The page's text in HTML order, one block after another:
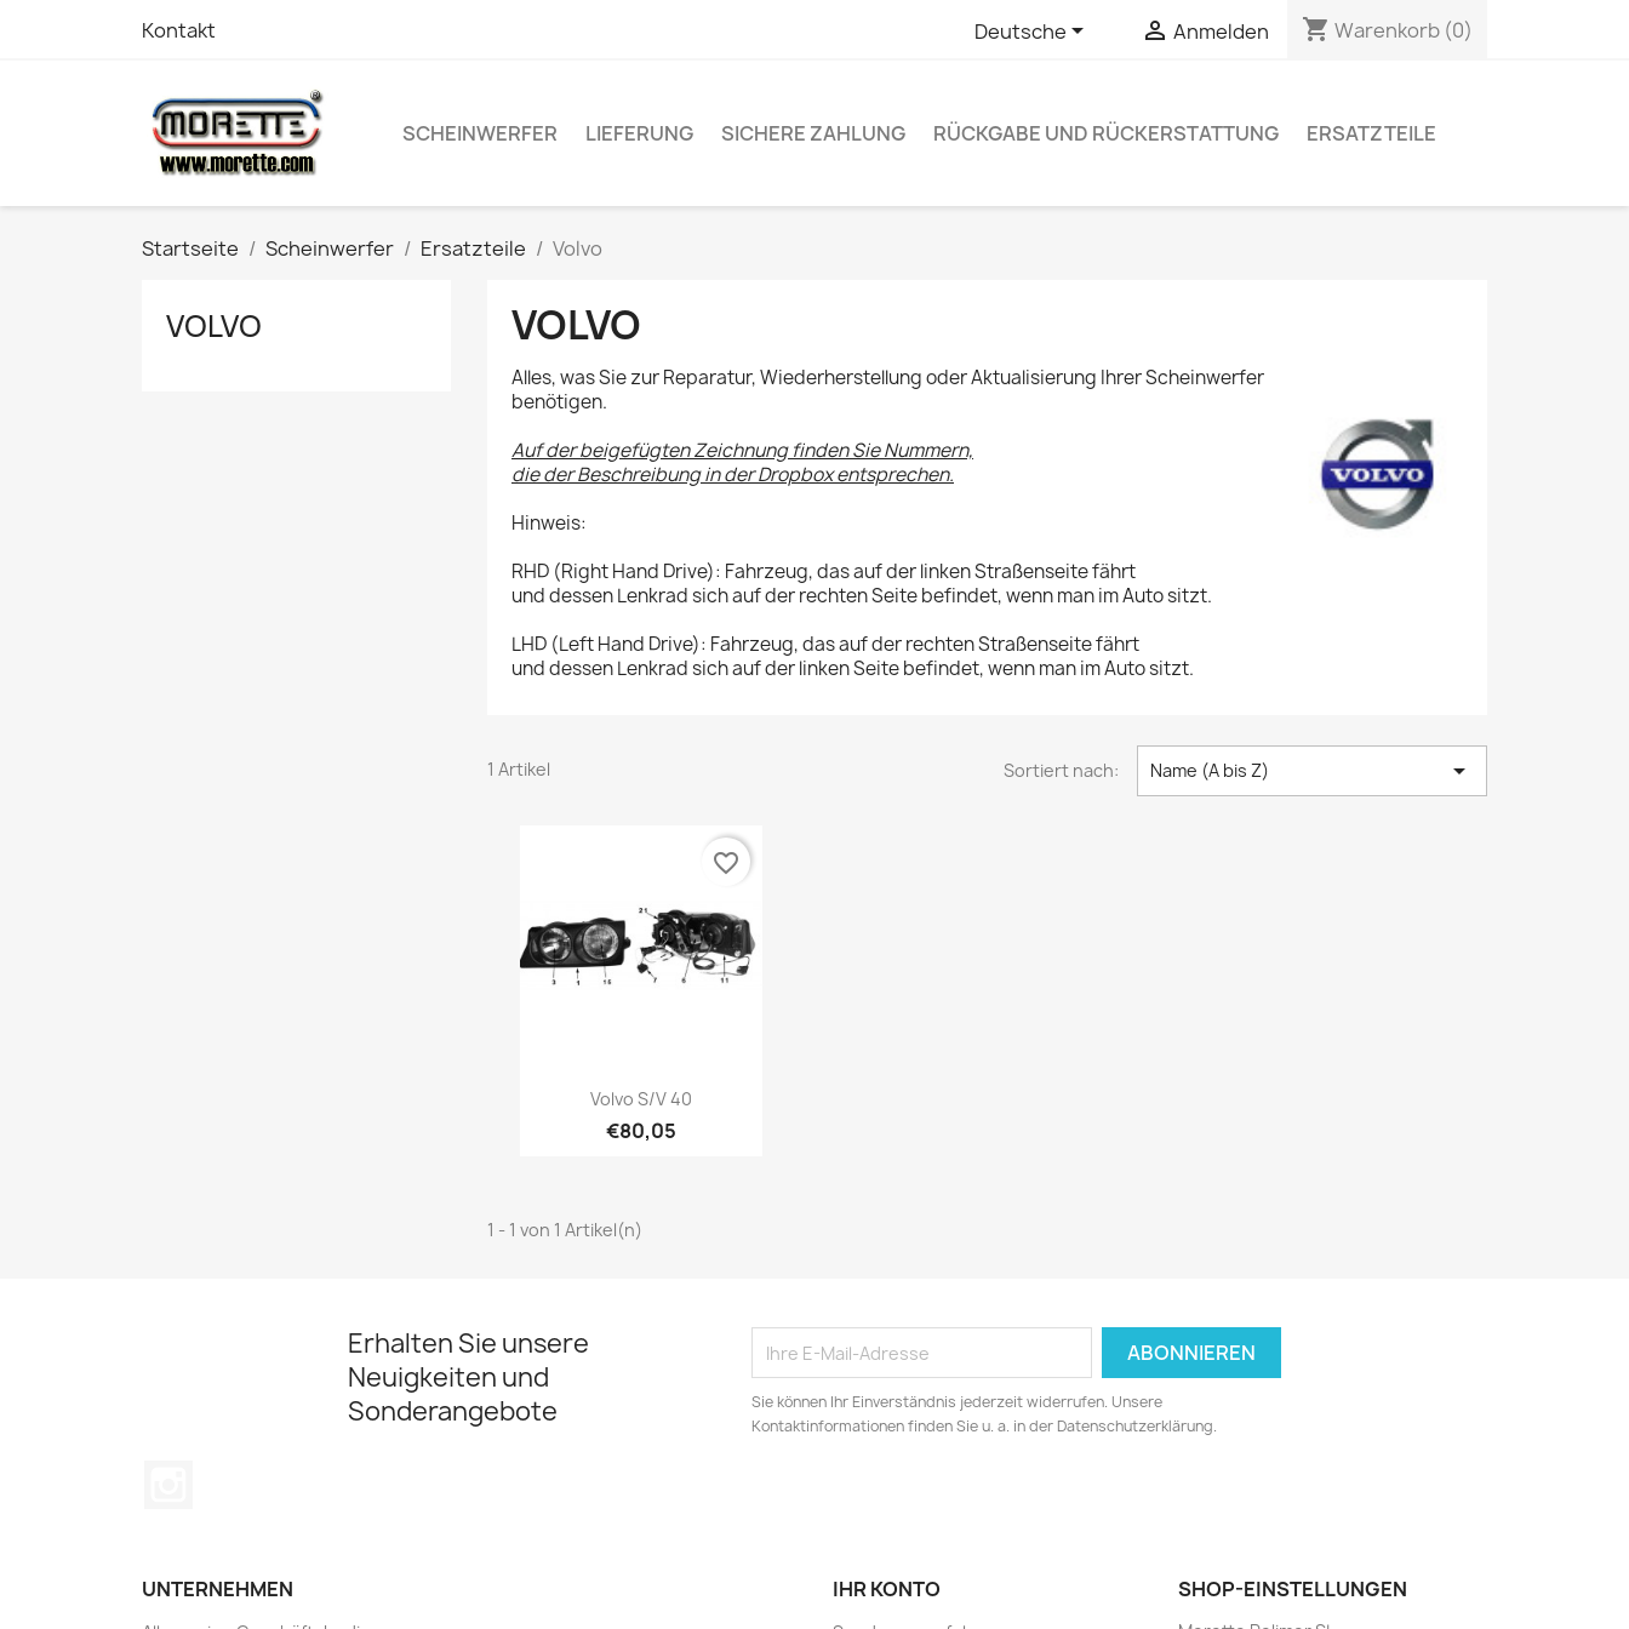
Kontakt Deutsche  Anmelden shopping_cart Warenkorb (0)
SCHEINWERFER LIEFERUNG SICHERE ZAHLUNG RÜCKGABE UND RÜCKERSTATTUNG ERSATZTEILE
Startseite Scheinwerfer Ersatzteile Volvo
VOLVO VOLVO
Alles, was Sie zur Reparatur, Wiederherstellung oder Aktualisierung Ihrer Scheinwerfer
benötigen.
Auf der beigefügten Zeichnung finden Sie Nummern,
die der Beschreibung in der Dropbox entsprechen.
Hinweis:
RHD (Right Hand Drive): Fahrzeug, das auf der linken Straßenseite fährt
und dessen Lenkrad sich auf der rechten Seite befindet, wenn man im Auto sitzt.
LHD (Left Hand Drive): Fahrzeug, das auf der rechten Straßenseite fährt
und dessen Lenkrad sich auf der linken Seite befindet, wenn man im Auto sitzt.
1 Artikel Sortiert nach: Name (A bis Z) 
Vorschau
Volvo S/V 40
€80,05
favorite_border
1 - 1 von 1 Artikel(n)
Erhalten Sie unsere
Neuigkeiten und
Sonderangebote
Sie können Ihr Einverständnis jederzeit widerrufen. Unsere
Kontaktinformationen finden Sie u. a. in der Datenschutzerklärung.
UNTERNEHMEN IHR KONTO SHOP-EINSTELLUNGEN